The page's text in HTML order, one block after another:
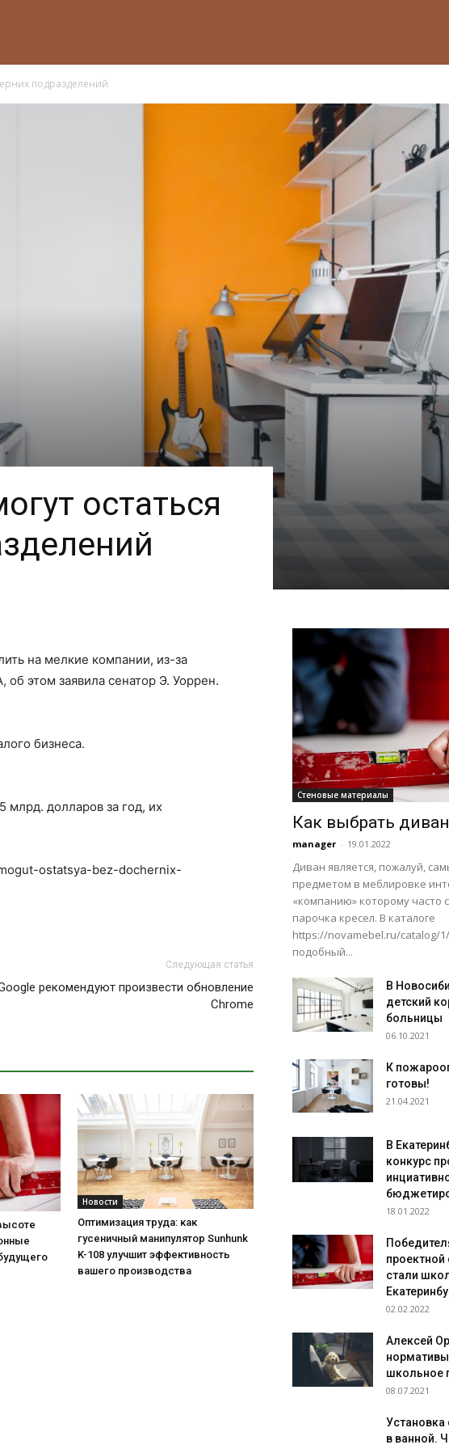
подразделений
остаться
на мелкие компании, из-за
этом заявила сенатор Э. Уоррен.
бизнеса.
млрд. долларов за год, их
ostatsya-bez-dochernix-
Следующая статья
рекомендуют произвести обновление
Chrome
Новости
Оптимизация труда: как
гусеничный манипулятор Sunhunk
K-108 улучшит эффективность
вашего производства
Стеновые материалы
Как выбрать
manager - 19.01.2022
Диван является, пожалуй,
предметом в меблировке
«компанию» которому часто
парочка кресел. В каталоге
https://novamebel.ru/catalog/
подобный...
В
детский
больницы
06.10.2021
К
готовы!
21.04.2021
В
конкурс
18.01.2022
проектной
стали
02.02.2022
Алексей
школьное
08.07.2021
Установка
в ванной.